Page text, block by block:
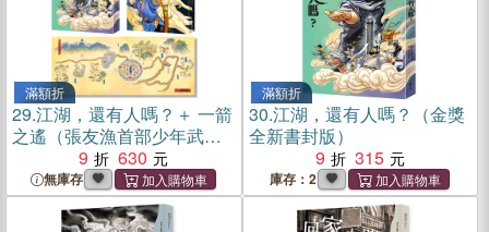
滿額折
29.江湖，還有人嗎？＋ 一箭
之遙（張友漁首部少年武俠
小說雙書組合）
9 630
無庫存
滿額折
30.江湖，還有人嗎？（金獎
全新書封版）
9
315
庫存：2